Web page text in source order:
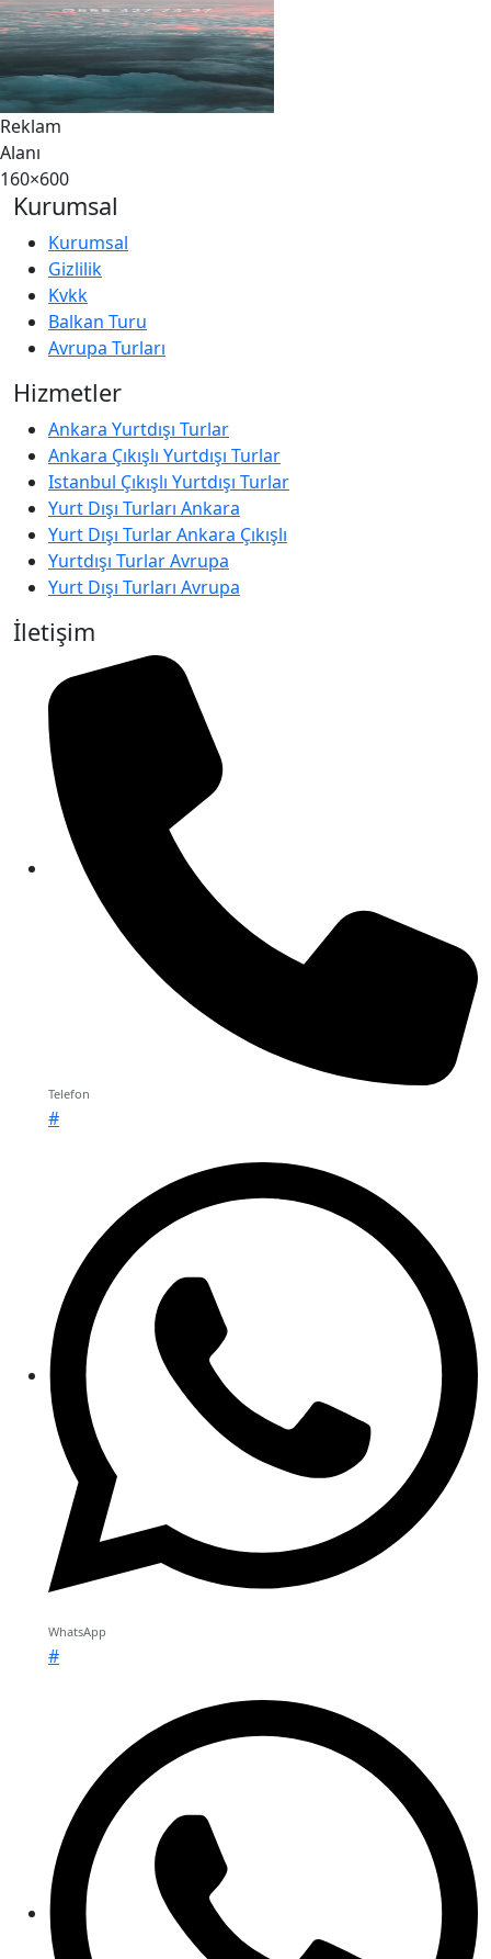
Reklam
Alanı
160×600
Kurumsal
Kurumsal
Gizlilik
Kvkk
Balkan Turu
Avrupa Turları
Hizmetler
Ankara Yurtdışı Turlar
Ankara Çıkışlı Yurtdışı Turlar
Istanbul Çıkışlı Yurtdışı Turlar
Yurt Dışı Turları Ankara
Yurt Dışı Turlar Ankara Çıkışlı
Yurtdışı Turlar Avrupa
Yurt Dışı Turları Avrupa
İletişim
Telefon
#
WhatsApp
#